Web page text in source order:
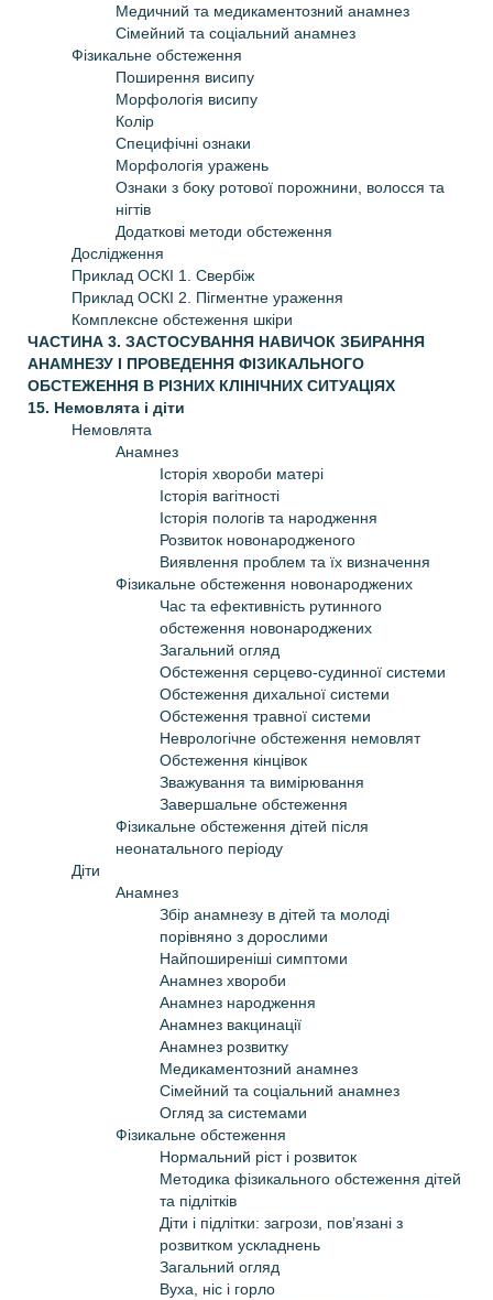
Медичний та медикаментозний анамнез
Сімейний та соціальний анамнез
Фізикальне обстеження
Поширення висипу
Морфологія висипу
Колір
Специфічні ознаки
Морфологія уражень
Ознаки з боку ротової порожнини, волосся та
нігтів
Додаткові методи обстеження
Дослідження
Приклад ОСКІ 1. Свербіж
Приклад ОСКІ 2. Пігментне ураження
Комплексне обстеження шкіри
ЧАСТИНА 3. ЗАСТОСУВАННЯ НАВИЧОК ЗБИРАННЯ
АНАМНЕЗУ І ПРОВЕДЕННЯ ФІЗИКАЛЬНОГО
ОБСТЕЖЕННЯ В РІЗНИХ КЛІНІЧНИХ СИТУАЦІЯХ
15. Немовлята і діти
Немовлята
Анамнез
Історія хвороби матері
Історія вагітності
Історія пологів та народження
Розвиток новонародженого
Виявлення проблем та їх визначення
Фізикальне обстеження новонароджених
Час та ефективність рутинного
обстеження новонароджених
Загальний огляд
Обстеження серцево-судинної системи
Обстеження дихальної системи
Обстеження травної системи
Неврологічне обстеження немовлят
Обстеження кінцівок
Зважування та вимірювання
Завершальне обстеження
Фізикальне обстеження дітей після
неонатального періоду
Діти
Анамнез
Збір анамнезу в дітей та молоді
порівняно з дорослими
Найпоширеніші симптоми
Анамнез хвороби
Анамнез народження
Анамнез вакцинації
Анамнез розвитку
Медикаментозний анамнез
Сімейний та соціальний анамнез
Огляд за системами
Фізикальне обстеження
Нормальний ріст і розвиток
Методика фізикального обстеження дітей
та підлітків
Діти і підлітки: загрози, пов’язані з
розвитком ускладнень
Загальний огляд
Вуха, ніс і горло